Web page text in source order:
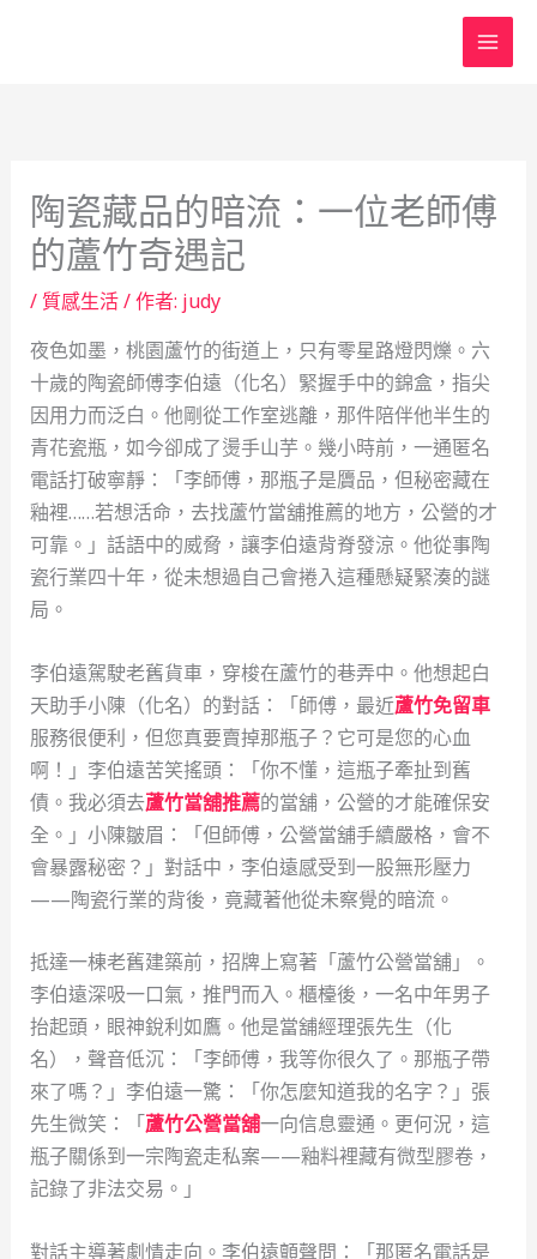
陶瓷藏品的暗流：一位老師傅
的蘆竹奇遇記
/ 質感生活/ 作者: judy
夜色如墨，桃園蘆竹的街道上，只有零星路燈閃爍。六
十歲的陶瓷師傅李伯遠（化名）緊握手中的錦盒，指尖
因用力而泛白。他剛從工作室逃離，那件陪伴他半生的
青花瓷瓶，如今卻成了燙手山芋。幾小時前，一通匿名
電話打破寧靜：「李師傅，那瓶子是贗品，但秘密藏在
釉裡……若想活命，去找蘆竹當舖推薦的地方，公營的才
可靠。」話語中的威脅，讓李伯遠背脊發涼。他從事陶
瓷行業四十年，從未想過自己會捲入這種懸疑緊湊的謎
局。
李伯遠駕駛老舊貨車，穿梭在蘆竹的巷弄中。他想起白
天助手小陳（化名）的對話：「師傅，最近蘆竹免留車
服務很便利，但您真要賣掉那瓶子？它可是您的心血
啊！」李伯遠苦笑搖頭：「你不懂，這瓶子牽扯到舊
債。我必須去蘆竹當舖推薦的當舖，公營的才能確保安
全。」小陳皺眉：「但師傅，公營當舖手續嚴格，會不
會暴露秘密？」對話中，李伯遠感受到一股無形壓力
——陶瓷行業的背後，竟藏著他從未察覺的暗流。
抵達一棟老舊建築前，招牌上寫著「蘆竹公營當舖」。
李伯遠深吸一口氣，推門而入。櫃檯後，一名中年男子
抬起頭，眼神銳利如鷹。他是當舖經理張先生（化
名），聲音低沉：「李師傅，我等你很久了。那瓶子帶
來了嗎？」李伯遠一驚：「你怎麼知道我的名字？」張
先生微笑：「蘆竹公營當舖一向信息靈通。更何況，這
瓶子關係到一宗陶瓷走私案——釉料裡藏有微型膠卷，
記錄了非法交易。」
對話主導著劇情走向。李伯遠顫聲問：「那匿名電話是